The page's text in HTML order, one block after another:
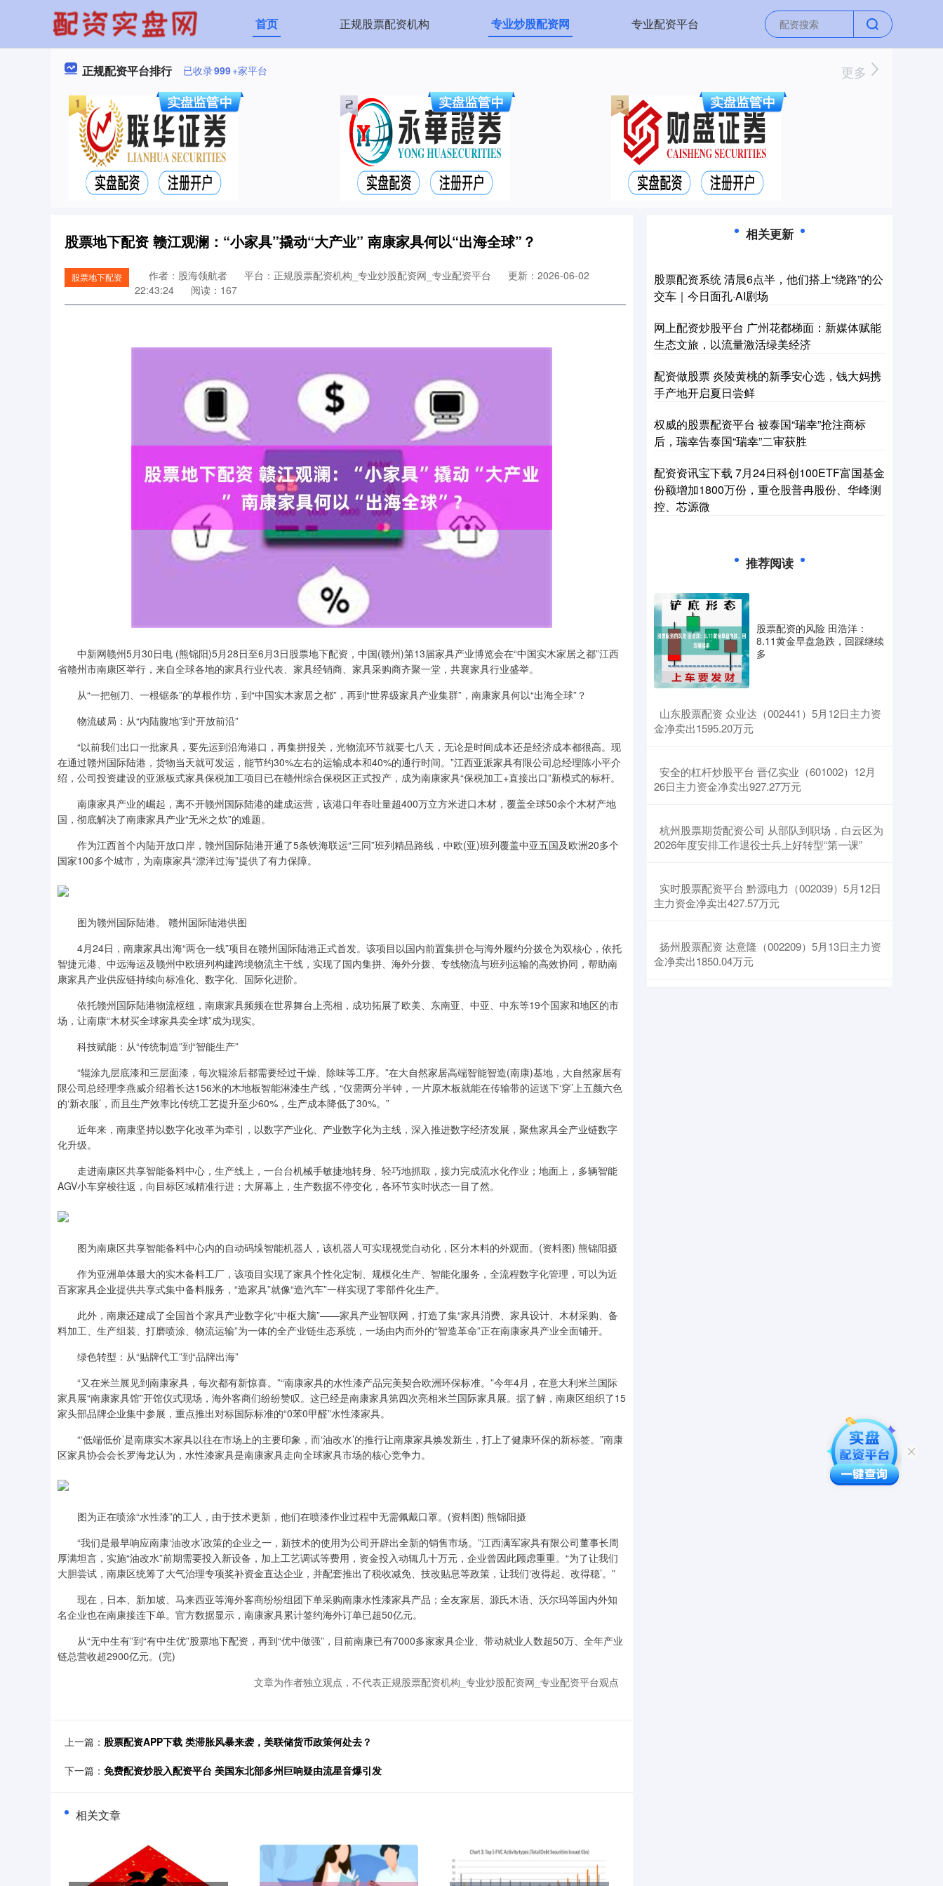
首页 正规股票配资机构 专业炒股配资网 专业配资平台
正规配资平台排行 已收录999+家平台 更多
股票地下配资 赣江观澜：“小家具”撬动“大产业” 南康家具何以“出海全球”？
股票地下配资 作者：股海领航者 平台：正规股票配资机构_专业炒股配资网_专业配资平台
更新：2026-06-02
22:43:24
阅读：167
中新网赣州5月30日电 (熊锦阳)5月28日至6月3日股票地下配资，中国(赣州)第13届家具产业博览会在“中国实木家居之都”江西
省赣州市南康区举行，来自全球各地的家具行业代表、家具经销商、家具采购商齐聚一堂，共襄家具行业盛举。
从“一把刨刀、一根锯条”的草根作坊，到“中国实木家居之都”，再到“世界级家具产业集群”，南康家具何以“出海全球”？
物流破局：从“内陆腹地”到“开放前沿”
“以前我们出口一批家具，要先运到沿海港口，再集拼报关，光物流环节就要七八天，无论是时间成本还是经济成本都很高。现
在通过赣州国际陆港，货物当天就可发运，能节约30%左右的运输成本和40%的通行时间。”江西亚派家具有限公司总经理陈小平介
绍，公司投资建设的亚派板式家具保税加工项目已在赣州综合保税区正式投产，成为南康家具“保税加工+直接出口”新模式的标杆。
南康家具产业的崛起，离不开赣州国际陆港的建成运营，该港口年吞吐量超400万立方米进口木材，覆盖全球50余个木材产地
国，彻底解决了南康家具产业“无米之炊”的难题。
作为江西首个内陆开放口岸，赣州国际陆港开通了5条铁海联运“三同”班列精品路线，中欧(亚)班列覆盖中亚五国及欧洲20多个
国家100多个城市，为南康家具“漂洋过海”提供了有力保障。
图为赣州国际陆港。 赣州国际陆港供图
4月24日，南康家具出海“两仓一线”项目在赣州国际陆港正式首发。该项目以国内前置集拼仓与海外履约分拨仓为双核心，依托
智捷元港、中远海运及赣州中欧班列构建跨境物流主干线，实现了国内集拼、海外分拨、专线物流与班列运输的高效协同，帮助南
康家具产业供应链持续向标准化、数字化、国际化进阶。
依托赣州国际陆港物流枢纽，南康家具频频在世界舞台上亮相，成功拓展了欧美、东南亚、中亚、中东等19个国家和地区的市
场，让南康“木材买全球家具卖全球”成为现实。
科技赋能：从“传统制造”到“智能生产”
“辊涂九层底漆和三层面漆，每次辊涂后都需要经过干燥、除味等工序。”在大自然家居高端智能智造(南康)基地，大自然家居有
限公司总经理李燕威介绍着长达156米的木地板智能淋漆生产线，“仅需两分半钟，一片原木板就能在传输带的运送下‘穿’上五颜六色
的‘新衣服’，而且生产效率比传统工艺提升至少60%，生产成本降低了30%。”
近年来，南康坚持以数字化改革为牵引，以数字产业化、产业数字化为主线，深入推进数字经济发展，聚焦家具全产业链数字
化升级。
走进南康区共享智能备料中心，生产线上，一台台机械手敏捷地转身、轻巧地抓取，接力完成流水化作业；地面上，多辆智能
AGV小车穿梭往返，向目标区域精准行进；大屏幕上，生产数据不停变化，各环节实时状态一目了然。
图为南康区共享智能备料中心内的自动码垛智能机器人，该机器人可实现视觉自动化，区分木料的外观面。(资料图) 熊锦阳摄
作为亚洲单体最大的实木备料工厂，该项目实现了家具个性化定制、规模化生产、智能化服务，全流程数字化管理，可以为近
百家家具企业提供共享式集中备料服务，“造家具”就像“造汽车”一样实现了零部件化生产。
此外，南康还建成了全国首个家具产业数字化“中枢大脑”——家具产业智联网，打造了集“家具消费、家具设计、木材采购、备
料加工、生产组装、打磨喷涂、物流运输”为一体的全产业链生态系统，一场由内而外的“智造革命”正在南康家具产业全面铺开。
绿色转型：从“贴牌代工”到“品牌出海”
“又在米兰展见到南康家具，每次都有新惊喜。”“南康家具的水性漆产品完美契合欧洲环保标准。”今年4月，在意大利米兰国际
家具展“南康家具馆”开馆仪式现场，海外客商们纷纷赞叹。这已经是南康家具第四次亮相米兰国际家具展。据了解，南康区组织了15
家头部品牌企业集中参展，重点推出对标国际标准的“0苯0甲醛”水性漆家具。
“‘低端低价’是南康实木家具以往在市场上的主要印象，而‘油改水’的推行让南康家具焕发新生，打上了健康环保的新标签。”南康
区家具协会会长罗海龙认为，水性漆家具是南康家具走向全球家具市场的核心竞争力。
图为正在喷涂“水性漆”的工人，由于技术更新，他们在喷漆作业过程中无需佩戴口罩。(资料图) 熊锦阳摄
“我们是最早响应南康‘油改水’政策的企业之一，新技术的使用为公司开辟出全新的销售市场。”江西满军家具有限公司董事长周
厚满坦言，实施“油改水”前期需要投入新设备，加上工艺调试等费用，资金投入动辄几十万元，企业曾因此顾虑重重。“为了让我们
大胆尝试，南康区统筹了大气治理专项奖补资金直达企业，并配套推出了税收减免、技改贴息等政策，让我们‘改得起、改得稳’。”
现在，日本、新加坡、马来西亚等海外客商纷纷组团下单采购南康水性漆家具产品；全友家居、源氏木语、沃尔玛等国内外知
名企业也在南康接连下单。官方数据显示，南康家具累计签约海外订单已超50亿元。
从“无中生有”到“有中生优”股票地下配资，再到“优中做强”，目前南康已有7000多家家具企业、带动就业人数超50万、全年产业
链总营收超2900亿元。(完)
文章为作者独立观点，不代表正规股票配资机构_专业炒股配资网_专业配资平台观点
上一篇： 股票配资APP下载 类滞胀风暴来袭，美联储货币政策何处去？
下一篇： 免费配资炒股入配资平台 美国东北部多州巨响疑由流星音爆引发
相关文章
相关更新
股票配资系统 清晨6点半，他们搭上“绕路”的公
交车｜今日面孔·AI剧场
网上配资炒股平台 广州花都梯面：新媒体赋能
生态文旅，以流量激活绿美经济
配资做股票 炎陵黄桃的新季安心选，钱大妈携
手产地开启夏日尝鲜
权威的股票配资平台 被泰国“瑞幸”抢注商标
后，瑞幸告泰国“瑞幸”二审获胜
配资资讯宝下载 7月24日科创100ETF富国基金
份额增加1800万份，重仓股普冉股份、华峰测
控、芯源微
推荐阅读
股票配资的风险 田浩洋：
8.11黄金早盘急跌，回踩继续
多
​山东股票配资 众业达（002441）5月12日主力资
金净卖出1595.20万元
​安全的杠杆炒股平台 晋亿实业（601002）12月
26日主力资金净卖出927.27万元
​杭州股票期货配资公司 从部队到职场，白云区为
2026年度安排工作退役士兵上好转型“第一课”
​实时股票配资平台 黔源电力（002039）5月12日
主力资金净卖出427.57万元
​扬州股票配资 达意隆（002209）5月13日主力资
金净卖出1850.04万元